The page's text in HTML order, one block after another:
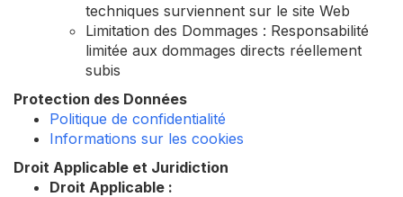
techniques surviennent sur le site Web
Limitation des Dommages : Responsabilité
limitée aux dommages directs réellement
subis
Protection des Données
Politique de confidentialité
Informations sur les cookies
Droit Applicable et Juridiction
Droit Applicable :